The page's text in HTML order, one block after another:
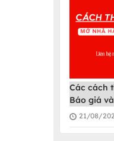
Các cách
Báo giá
21/08/